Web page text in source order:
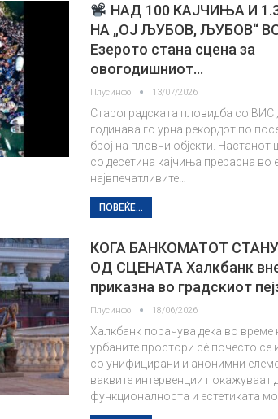
НАД 100 КАЈЧИЊА И
НА „ОЈ ЉУБОВ, ЉУБОВ“
Езерото стана сцена за
овогодишниот…
Плусинфо 13/07/2026
Староградската пловидба со ВИС
годинава го урна рекордот по
број на пловни објекти. Настанот
со десетина кајчиња прерасна во
највпечатливите…
ПОВЕЌЕ...
КОГА БАНКОМАТОТ
ОД СЦЕНАТА Халкбанк
приказна во градскиот
Плусинфо 18/06/2026
Халкбанк порачува дека во време
урбаните простори сè почесто се
со унифицирани и анонимни
ваквите интервенции покажуваат
функционалноста и естетиката